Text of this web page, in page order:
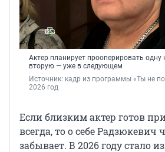
Актер планирует прооперировать одну
вторую — уже в следующем
Источник: кадр из программы «Ты не
2026 год
Если близким актер готов
всегда, то о себе Радзюкевич
забывает. В 2026 году стало